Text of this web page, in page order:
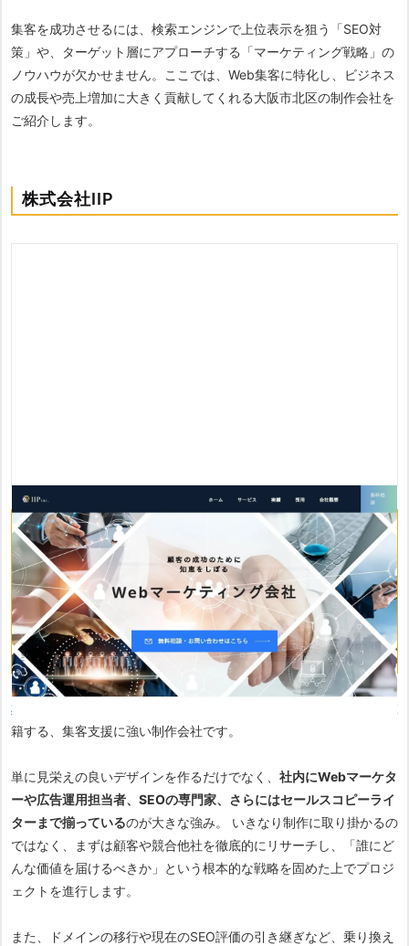
集客を成功させるには、検索エンジンで上位表示を狙う「SEO対
策」や、ターゲット層にアプローチする「マーケティング戦略」の
ノウハウが欠かせません。ここでは、Web集客に特化し、ビジネス
の成長や売上増加に大きく貢献してくれる大阪市北区の制作会社を
ご紹介します。
株式会社IIP
おすすめポイント
・多数のWebマーケティングのプロフェッショナル人材が在
籍
・顧客理解、事業理解に基づき提案
・リニューアルに強い制作体制
株式会社IIP
は、Webマーケティングのプロフェッショナルが多数在
籍する、集客支援に強い制作会社です。
単に見栄えの良いデザインを作るだけでなく、 社内にWebマーケタ
ーや広告運用担当者、SEOの専門家、さらにはセールスコピーライ
ターまで揃っているのが大きな強み。 いきなり制作に取り掛かるの
ではなく、まずは顧客や競合他社を徹底的にリサーチし、「誰にど
んな価値を届けるべきか」という根本的な戦略を固めた上でプロジ
ェクトを進行します。
また、ドメインの移行や現在のSEO評価の引き継ぎなど、乗り換え